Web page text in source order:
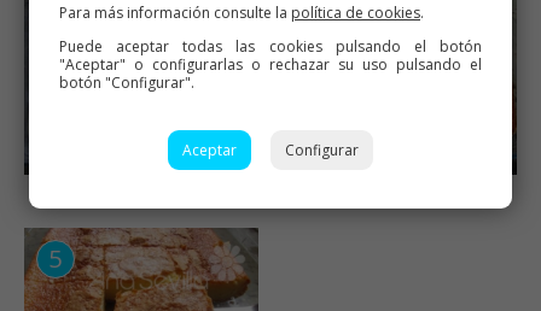
Para más información consulte la política de cookies.
Puede aceptar todas las cookies pulsando el botón
"Aceptar" o configurarlas o rechazar su uso pulsando el
botón "Configurar".
Aceptar Configurar